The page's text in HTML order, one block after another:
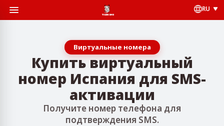
RU
Виртуальные номера
Купить виртуальный
номер Испания для SMS-
активации
Получите номер телефона для
подтверждения SMS.